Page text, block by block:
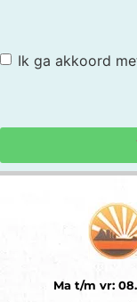
Toestemming*
Ik ga akkoord
Ma t/m vr: